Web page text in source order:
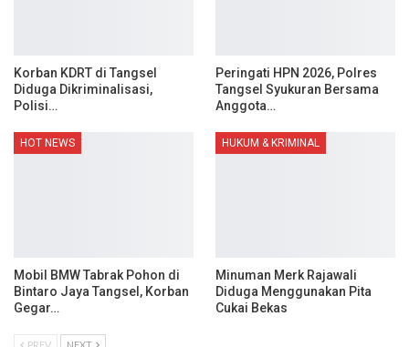
Korban KDRT di Tangsel
Diduga Dikriminalisasi,
Polisi…
Peringati HPN 2026, Polres
Tangsel Syukuran Bersama
Anggota…
HOT NEWS
Mobil BMW Tabrak Pohon di
Bintaro Jaya Tangsel, Korban
Gegar…
HUKUM & KRIMINAL
Minuman Merk Rajawali
Diduga Menggunakan Pita
Cukai Bekas